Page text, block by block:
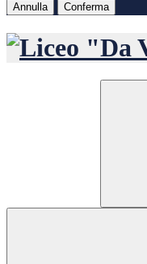
Annulla Conferma